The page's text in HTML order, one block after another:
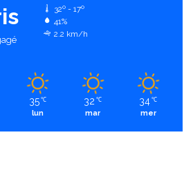
32º - 17º
41%
2.2 km/h
35 ℃
lun
32 ℃
mar
34 ℃
mer